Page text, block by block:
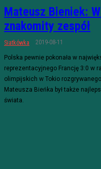
Mateusz Bieniek:
znakomity zespół
Siatkówka 2019-08-11
Polska pewnie pokonała w
reprezentacyjnego Francję 3:0 w
olimpijskich w Tokio
Mateusza Bieńka był także
świata.